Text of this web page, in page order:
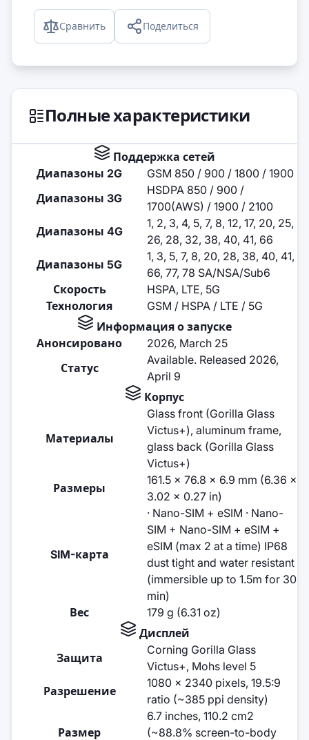
Сравнить Поделиться
Полные характеристики
Поддержка сетей
Диапазоны 2G
GSM 850 / 900 / 1800 / 1900
Диапазоны 3G
HSDPA 850 / 900 /
1700(AWS) / 1900 / 2100
Диапазоны 4G
1, 2, 3, 4, 5, 7, 8, 12, 17, 20, 25,
26, 28, 32, 38, 40, 41, 66
Диапазоны 5G
1, 3, 5, 7, 8, 20, 28, 38, 40, 41,
66, 77, 78 SA/NSA/Sub6
Скорость
HSPA, LTE, 5G
Технология
GSM / HSPA / LTE / 5G
Информация о запуске
Анонсировано
2026, March 25
Статус
Available. Released 2026,
April 9
Корпус
Материалы
Glass front (Gorilla Glass
Victus+), aluminum frame,
glass back (Gorilla Glass
Victus+)
Размеры
161.5 x 76.8 x 6.9 mm (6.36 x
3.02 x 0.27 in)
SIM-карта
· Nano-SIM + eSIM · Nano-
SIM + Nano-SIM + eSIM +
eSIM (max 2 at a time) IP68
dust tight and water resistant
(immersible up to 1.5m for 30
min)
Вес
179 g (6.31 oz)
Дисплей
Защита
Corning Gorilla Glass
Victus+, Mohs level 5
Разрешение
1080 x 2340 pixels, 19.5:9
ratio (~385 ppi density)
Размер
6.7 inches, 110.2 cm2
(~88.8% screen-to-body